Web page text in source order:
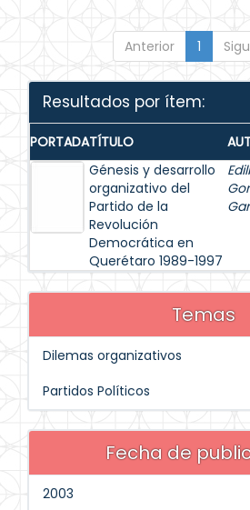
Anterior 1
Resultados por ítem:
PORTADATÍTULO
Génesis y desarrollo
organizativo del
Partido de la
Revolución
Democrática en
Querétaro 1989-1997
Temas
Dilemas organizativos
Partidos Políticos
Fecha de
2003